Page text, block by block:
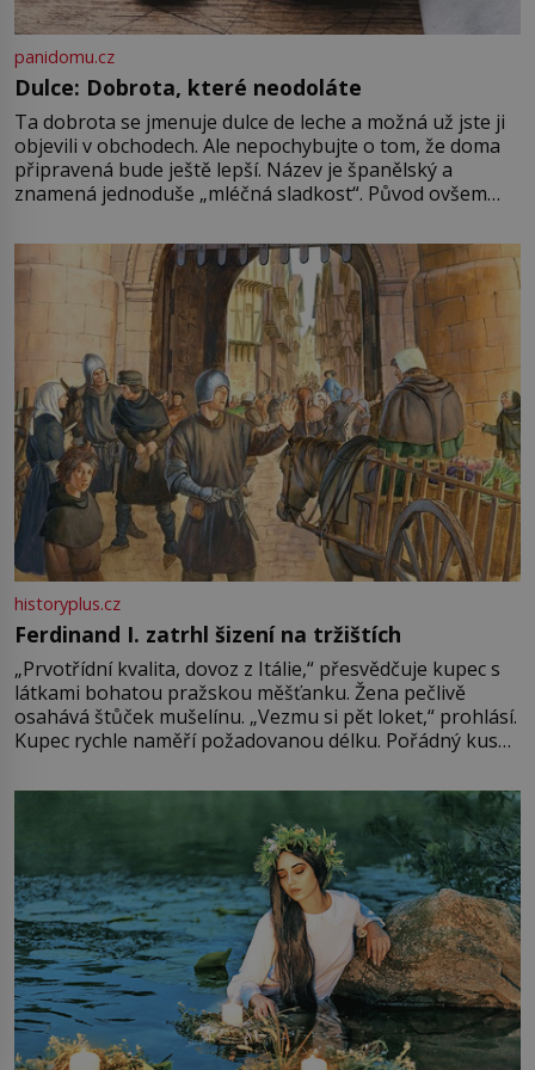
panidomu.cz
Dulce: Dobrota, které neodoláte
Ta dobrota se jmenuje dulce de leche a možná už jste ji
objevili v obchodech. Ale nepochybujte o tom, že doma
připravená bude ještě lepší. Název je španělský a
znamená jednoduše „mléčná sladkost“. Původ ovšem
pře hned několik latinskoamerických zemí a k tomu
Francie, kde se traduje,
historyplus.cz
Ferdinand I. zatrhl šizení na tržištích
„Prvotřídní kvalita, dovoz z Itálie,“ přesvědčuje kupec s
látkami bohatou pražskou měšťanku. Žena pečlivě
osahává štůček mušelínu. „Vezmu si pět loket,“ prohlásí.
Kupec rychle naměří požadovanou délku. Pořádný kus
milostpaní. Stačí jenom na sukni,“ zhodnotí švadlena
množství růžového mušelínu. „Ošidili vás, podívejte.“
Vezme do ruky dřevěnou